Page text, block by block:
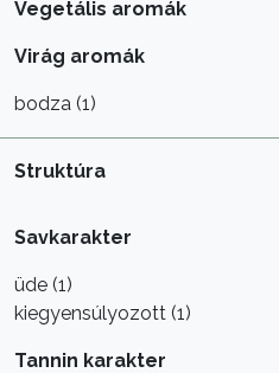
Vegetális aromák
Virág aromák
bodza (1)
Struktúra
Savkarakter
üde (1)
kiegyensúlyozott (1)
Tannin karakter